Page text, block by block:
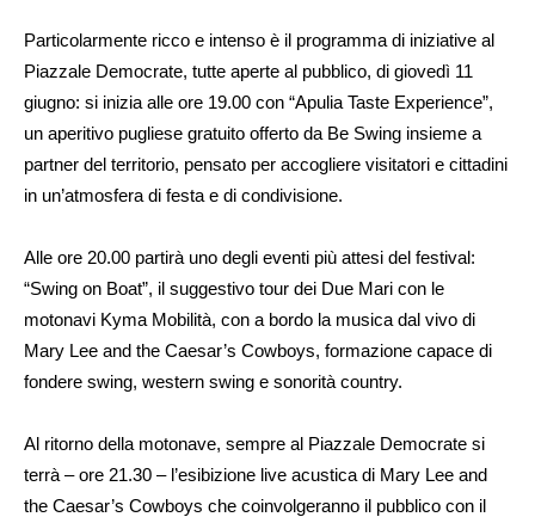
Particolarmente ricco e intenso è il programma di iniziative al
Piazzale Democrate, tutte aperte al pubblico, di giovedì 11
giugno: si inizia alle ore 19.00 con “Apulia Taste Experience”,
un aperitivo pugliese gratuito offerto da Be Swing insieme a
partner del territorio, pensato per accogliere visitatori e cittadini
in un’atmosfera di festa e di condivisione.
Alle ore 20.00 partirà uno degli eventi più attesi del festival:
“Swing on Boat”, il suggestivo tour dei Due Mari con le
motonavi Kyma Mobilità, con a bordo la musica dal vivo di
Mary Lee and the Caesar’s Cowboys, formazione capace di
fondere swing, western swing e sonorità country.
Al ritorno della motonave, sempre al Piazzale Democrate si
terrà – ore 21.30 – l’esibizione live acustica di Mary Lee and
the Caesar’s Cowboys che coinvolgeranno il pubblico con il